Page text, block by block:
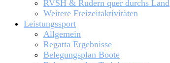
RVSH & Rudern quer durchs Land
Weitere Freizeitaktivitäten
Leistungssport
Allgemein
Regatta Ergebnisse
Belegungsplan Boote